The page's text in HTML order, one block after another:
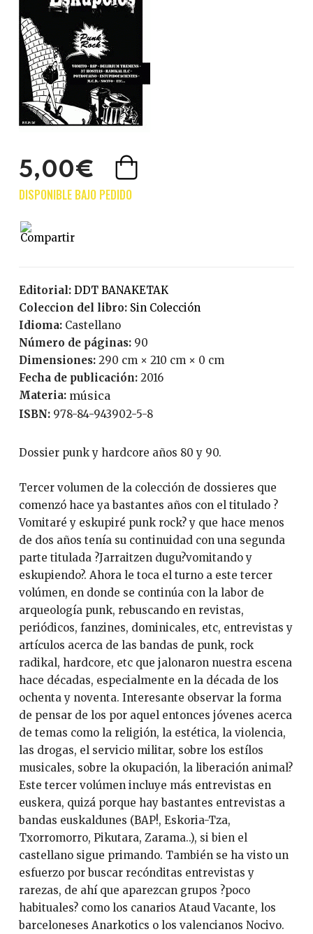
5,00€
Editorial:
DDT BANAKETAK
Coleccion del libro:
Sin Colección
Idioma:
Castellano
Número de páginas:
90
Dimensiones: 290 cm × 210 cm × 0 cm
Fecha de publicación:
2016
Materia: música
ISBN: 978-84-943902-5-8
Dossier punk y hardcore años 80 y 90.
Tercer volumen de la colección de dossieres que
comenzó hace ya bastantes años con el titulado ?
Vomitaré y eskupiré punk rock? y que hace menos
de dos años tenía su continuidad con una segunda
parte titulada ?Jarraitzen dugu?vomitando y
eskupiendo?. Ahora le toca el turno a este tercer
volúmen, en donde se continúa con la labor de
arqueología punk, rebuscando en revistas,
periódicos, fanzines, dominicales, etc, entrevistas y
artículos acerca de las bandas de punk, rock
radikal, hardcore, etc que jalonaron nuestra escena
hace décadas, especialmente en la década de los
ochenta y noventa. Interesante observar la forma
de pensar de los por aquel entonces jóvenes acerca
de temas como la religión, la estética, la violencia,
las drogas, el servicio militar, sobre los estílos
musicales, sobre la okupación, la liberación animal?
Este tercer volúmen incluye más entrevistas en
euskera, quizá porque hay bastantes entrevistas a
bandas euskaldunes (BAP!, Eskoria-Tza,
Txorromorro, Pikutara, Zarama..), si bien el
castellano sigue primando. También se ha visto un
esfuerzo por buscar recónditas entrevistas y
rarezas, de ahí que aparezcan grupos ?poco
habituales? como los canarios Ataud Vacante, los
barceloneses Anarkotics o los valencianos Nocivo.